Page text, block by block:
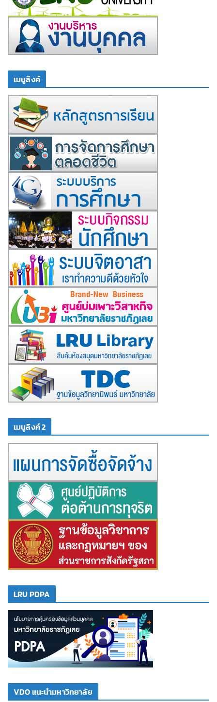
เมนูลิงค์
เมนูลิงค์ 2
LRU PDPA
VDO แนะนำมหาวิทยาลัย